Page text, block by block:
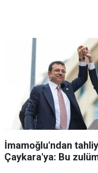
İmamoğlu'ndan
Çaykara'ya: Bu